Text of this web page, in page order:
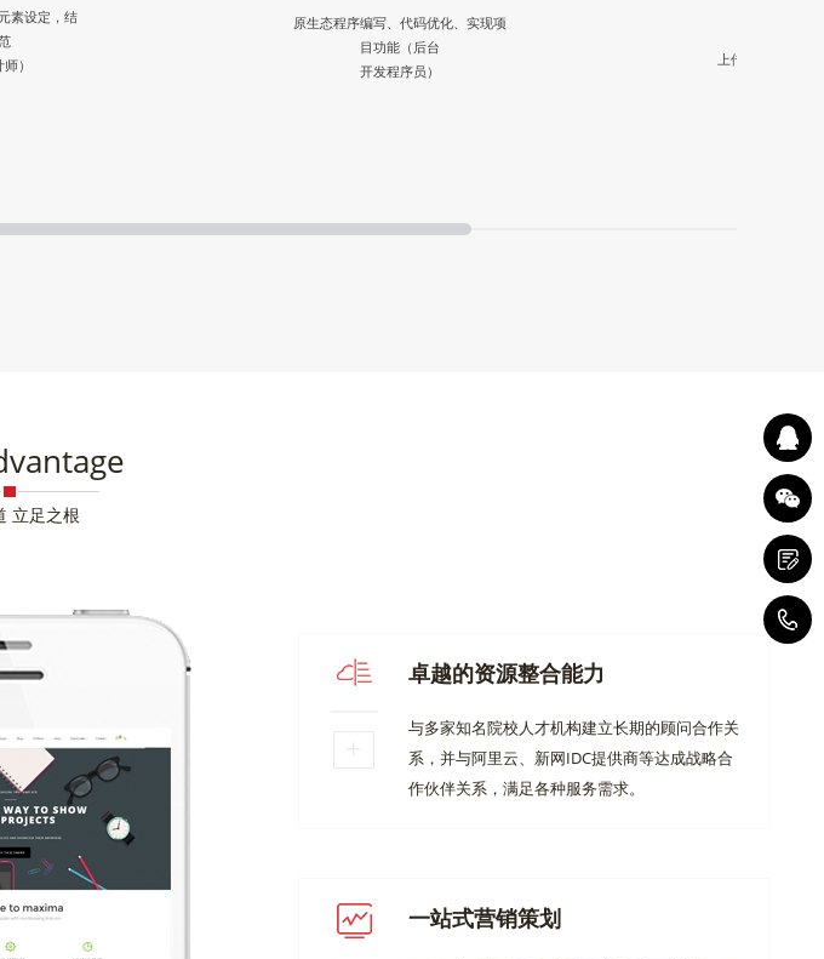
素设定，结
）
原生态程序编写、代码优化、实现项
目功能（后台
开发程序员）
上传、发布、完
立足之根
卓越的资源整合能力
与多家知名院校人才机构建立长期的顾问合作关
系，并与阿里云、新网IDC提供商等达成战略合
作伙伴关系，满足各种服务需求。
一站式营销策划